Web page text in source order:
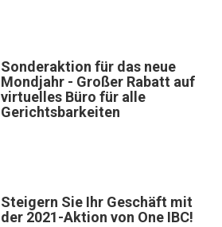
Sonderaktion für das neue
Mondjahr - Großer Rabatt auf
virtuelles Büro für alle
Gerichtsbarkeiten
Steigern Sie Ihr Geschäft mit
der 2021-Aktion von One IBC!